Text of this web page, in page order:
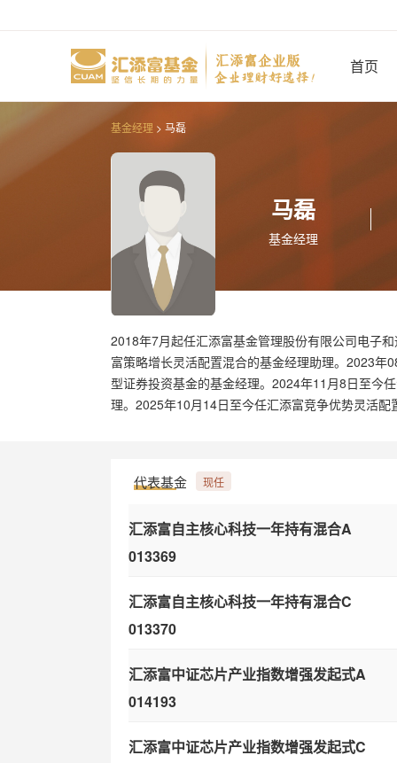
基金经理 > 马磊
马磊
基金经理
2018年7月起任汇添富基金管理股份有限公司电子
富策略增长灵活配置混合的基金经理助理。2023
型证券投资基金的基金经理。2024年11月8日至今
理。2025年10月14日至今任汇添富竞争优势灵活
代表基金 现任
汇添富自主核心科技一年持有混合A
013369
汇添富自主核心科技一年持有混合C
013370
汇添富中证芯片产业指数增强发起式A
014193
汇添富中证芯片产业指数增强发起式C